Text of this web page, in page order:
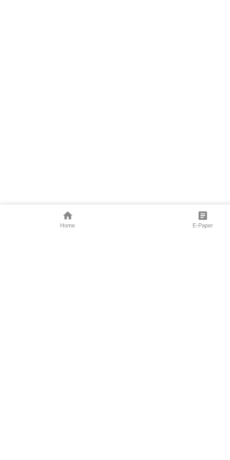
Home E-Paper